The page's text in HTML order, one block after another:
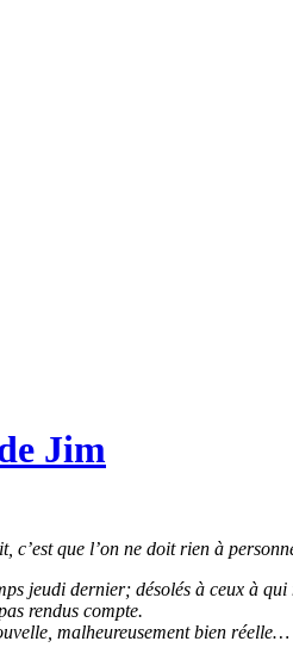
Jim
c’est que l’on ne doit rien à
jeudi dernier; désolés à ceux à qui
rendus compte.
malheureusement bien réelle…